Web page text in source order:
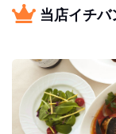
当店イチバ